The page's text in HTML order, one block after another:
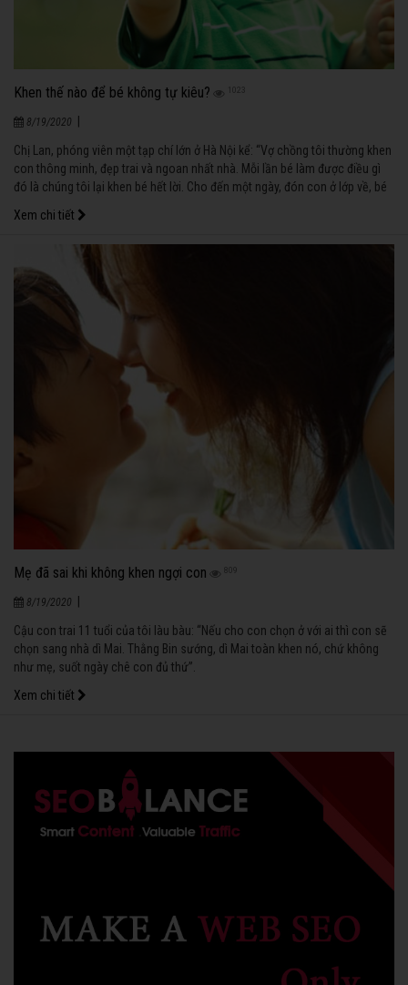
Khen thế nào để bé không tự kiêu? 1023
8/19/2020
Chị Lan, phóng viên một tạp chí lớn ở Hà Nội kể: “Vợ chồng tôi thường khen
con thông minh, đẹp trai và ngoan nhất nhà. Mỗi lần bé làm được điều gì
đó là chúng tôi lại khen bé hết lời. Cho đến một ngày, đón con ở lớp về, bé
hớn hở khoe: “Lớp con, các bạn ấy dốt lắm, chỉ có con là giỏi thôi!”. Tôi
giật mình, những lời khen tưởng như khuyến khích con giờ đã biến bé thành
một người tự kiêu rồi !”.
Xem chi tiết
Mẹ đã sai khi không khen ngợi con 809
8/19/2020
Cậu con trai 11 tuổi của tôi làu bàu: “Nếu cho con chọn ở với ai thì con sẽ
chọn sang nhà dì Mai. Thằng Bin sướng, dì Mai toàn khen nó, chứ không
như mẹ, suốt ngày chê con đủ thứ”.
Xem chi tiết